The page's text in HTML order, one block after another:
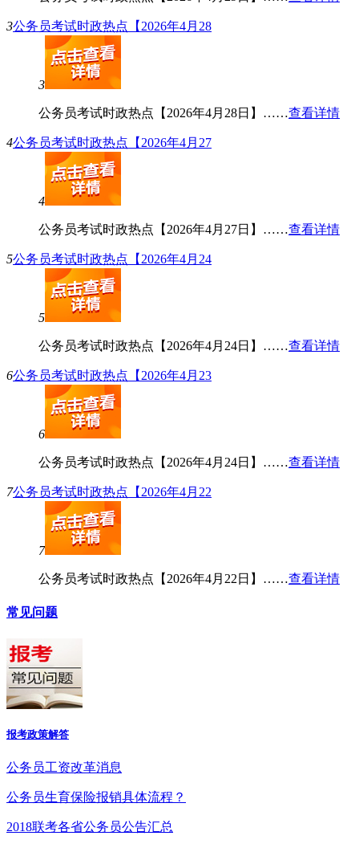
3公务员考试时政热点【2026年4月28
3
公务员考试时政热点【2026年4月28日】……查看详情
4公务员考试时政热点【2026年4月27
4
公务员考试时政热点【2026年4月27日】……查看详情
5公务员考试时政热点【2026年4月24
5
公务员考试时政热点【2026年4月24日】……查看详情
6公务员考试时政热点【2026年4月23
6
公务员考试时政热点【2026年4月24日】……查看详情
7公务员考试时政热点【2026年4月22
7
公务员考试时政热点【2026年4月22日】……查看详情
常见问题
报考政策解答
公务员工资改革消息
公务员生育保险报销具体流程？
2018联考各省公务员公告汇总